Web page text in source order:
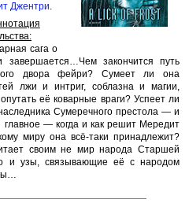
Джентри.
сага о
закончится путь
двора фейри? Сумеет ли она
лжи и интриг, соблазна и магии,
её коварные враги? Успеет ли
Сумеречного престола — и
главное — когда и как решит Мередит
миру она всё-таки принадлежит?
своим не мир народа Старшей
и узы, связывающие её с народом